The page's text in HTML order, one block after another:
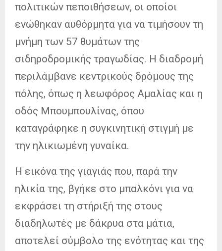
πολιτικών πεποιθήσεων, οι οποίοι
ενώθηκαν αυθόρμητα για να τιμήσουν τη
μνήμη των 57 θυμάτων της
σιδηροδρομικής τραγωδίας. Η διαδρομή
περιλάμβανε κεντρικούς δρόμους της
πόλης, όπως η λεωφόρος Αμαλίας και η
οδός Μπουμπουλίνας, όπου
καταγράφηκε η συγκινητική στιγμή με
την ηλικιωμένη γυναίκα.
Η εικόνα της γιαγιάς που, παρά την
ηλικία της, βγήκε στο μπαλκόνι για να
εκφράσει τη στήριξή της στους
διαδηλωτές με δάκρυα στα μάτια,
αποτελεί σύμβολο της ενότητας και της